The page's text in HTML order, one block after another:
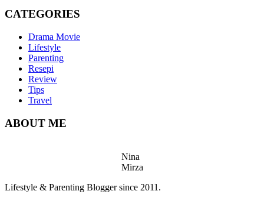
CATEGORIES
Drama Movie
Lifestyle
Parenting
Resepi
Review
Tips
Travel
ABOUT ME
Nina
Mirza
Lifestyle & Parenting Blogger since 2011.